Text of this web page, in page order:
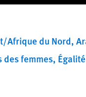
Afrique du Nord
des femmes